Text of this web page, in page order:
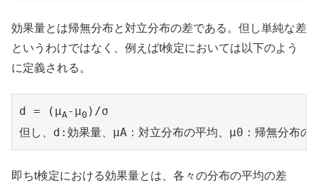
効果量とは帰無分布と対立分布の差である。但し単純な差
というわけではなく、例えばt検定においては以下のよう
に定義される。
d = (μA-μ0 )/σ
但し、d:効果量、μA：対立分布の平均、μ0：帰無分布
即ちt検定における効果量とは、各々の分布の平均の差